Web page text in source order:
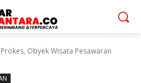
Obyek Wisata Pesawaran